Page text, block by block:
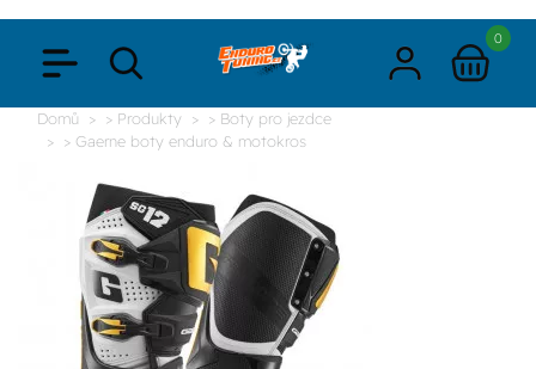
0
Domů > Produkty
> Boty pro jezdce
> Gaerne boty enduro & motokros